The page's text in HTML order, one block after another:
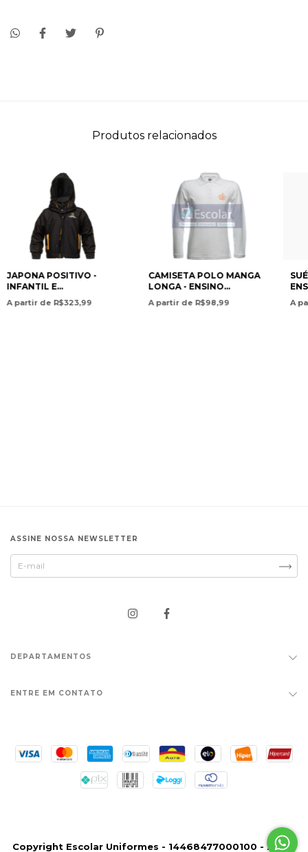
Produtos relacionados
JAPONA POSITIVO -
INFANTIL E
FUNDAMENTAL
/POSITIVO PUFFER
A partir de R$323,99
CAMISETA POLO MANGA
LONGA - ENSINO
INFANTIL E
FUNDAMENTAL / LONG
A partir de R$98,99 A
ASSINE NOSSA NEWSLETTER
DEPARTAMENTOS
ENTRE EM CONTATO
Copyright Escolar Uniformes - 14468477000100 - 2026.